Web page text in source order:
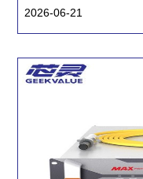
2026-06-21